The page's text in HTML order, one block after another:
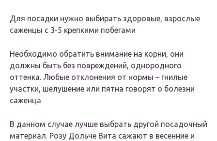
Для посадки нужно выбирать здоровые, взрослые
саженцы с 3-5 крепкими побегами
Необходимо обратить внимание на корни, они
должны быть без повреждений, однородного
оттенка. Любые отклонения от нормы – гнилые
участки, шелушение или пятна говорят о болезни
саженца
В данном случае лучше выбрать другой посадочный
материал. Розу Дольче Вита сажают в весенние и